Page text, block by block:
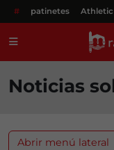
# patinetes Athletic
Noticias
Abrir menú lateral